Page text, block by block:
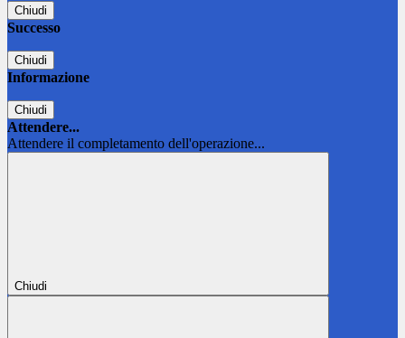
Chiudi
Successo
Chiudi
Informazione
Chiudi
Attendere...
Attendere il completamento dell'operazione...
Chiudi